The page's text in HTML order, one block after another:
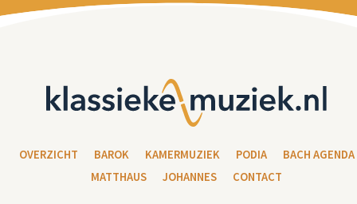
OVERZICHT BAROK KAMERMUZIEK PODIA
BACH AGENDA
MATTHAUS
JOHANNES CONTACT